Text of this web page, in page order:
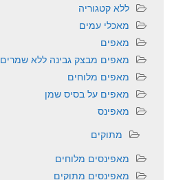
ללא קטגוריה
מאכלי עמים
מאפים
מאפים מבצק גבינה ללא שמרים
מאפים מלוחים
מאפים על בסיס שמן
מאפינס
מתוקים
מאפינסים מלוחים
מאפינסים מתוקים